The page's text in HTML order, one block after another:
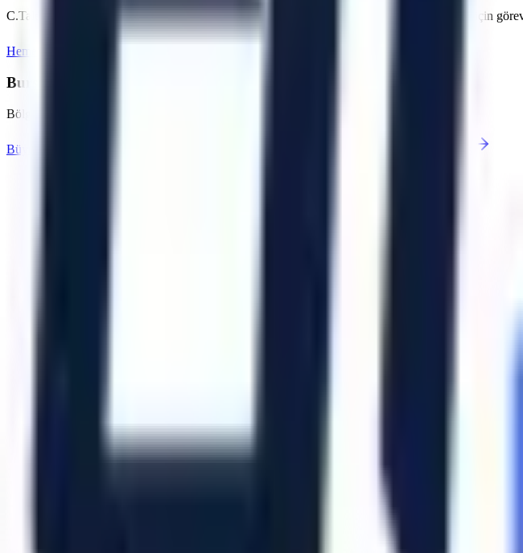
C.Talebe göre operatör seçeneği değerlendirilebilir. Mustafakemalpaşa bölgesindeki projeler için
Hemen Teklif İste
Bursa
Bölgedeki diğer OSB ve ilçeler için kiralama seçeneklerini inceleyebilirsiniz.
Büyükorhan
Eskişehir (Merkez)
İzmir (Ege Bölge)